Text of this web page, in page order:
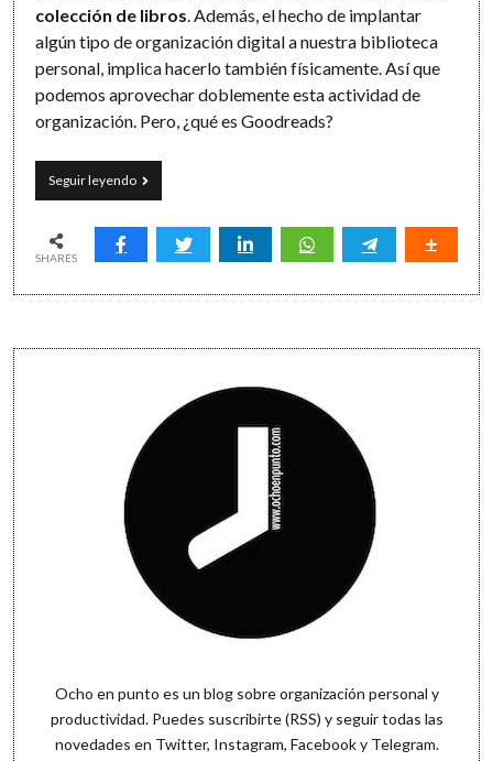
colección de libros. Además, el hecho de implantar
algún tipo de organización digital a nuestra biblioteca
personal, implica hacerlo también físicamente. Así que
podemos aprovechar doblemente esta actividad de
organización. Pero, ¿qué es Goodreads?
Seguir leyendoTus
libros
SHARES
Sidebar
Ocho en punto es un blog sobre organización personal y
productividad. Puedes suscribirte (RSS) y seguir todas las
novedades en Twitter, Instagram, Facebooky Telegram.